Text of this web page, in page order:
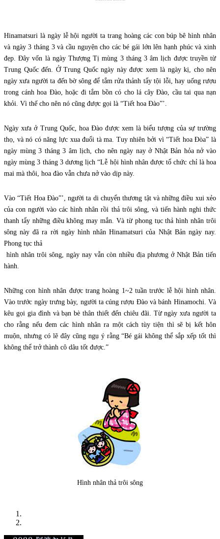
Hinamatsuri là ngày lễ hội người ta trang hoàng các con búp bê hình nhân
và ngày 3 tháng 3 và cầu nguyện cho các bé gái lớn lên hạnh phúc và xinh
đẹp. Đây vốn làngày Thượng Tị mùng 3 tháng 3 âm lịch được truyền từ
Trung Quốc đến. Ở Trung Quốc ngày này được xem là ngày kị, cho nên
ngày xưa người ta đến bờ sông để tắm rửa thảnh tẩy tội lỗi, hay uống rượu
trong cánh hoa Đào, hoặc đi tắm bồn có cho lá cây Đào, cầu tai qua nạn
khỏi. Vì thế cho nên nó cũng được gọi là “Tiết hoa Đào”’.
Ngày xưa ở Trung Quốc, hoa Đào được xem là biểu tượng của sự trường
thọ, và nó có năng lực xua đuổi tà ma. Tuy nhiên bởi vì “Tiết hoa Đòa” là
ngày mùng 3 tháng 3 âm lịch, cho nên ngày nayở Nhật Bản hỏa nở vào
ngày mùng 3 tháng 3 dương lịch “Lễ hội hình nhân được tổ chức chỉ là hoa
mai mà thôi, hoa đào vẫn chưa nở vào dịp này.
Vào “Tiết Hoa Đào”’, người ta di chuyển thương tật và những điều xui xẻo
của con người vào các hình nhân rồi thả trôi sông, và tiến hành nghi thức
thanh tẩy những điều không may mắn. Và từ phong tục thả hình nhân trôi
sông này đã ra rời ngày hình nhân Hinamatsuri của Nhật Bản ngày nay.
Phong tục thả
hình nhân trôi sông, ngày nay vẫn còn nhiều địa phương ở Nhật Bản tiến
hành.
Những con hình nhân được trang hoàng 1~2 tuần trước lễ hội hình nhân.
Vào trước ngày trưng bày, người ta cúng rượu Đào và bánh Hinamochi. Và
kêu gọi gia đình và bạn bè thân thiết đến chiêu đãi. Từ ngày xưa người ta
cho rằng nếu đem các hình nhân ra một cách tùy tiện thì sẽ bị kết hôn
muộn, nhưng có lẽ đây cũng ngụ ý rằng “Bé gái không thể sắp xếp tốt thì
không thể trở thành cô dâu tốt được.”
Hình nhân thả trôi sông